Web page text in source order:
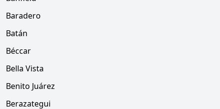
Baradero
Batán
Béccar
Bella Vista
Benito Juárez
Berazategui